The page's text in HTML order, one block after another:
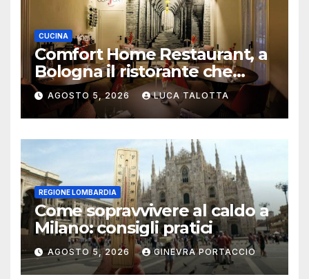
CUCINA
Comfort Home Restaurant, a
Bologna il ristorante che
trasforma l’ospitalità in
un’esperienza di casa
AGOSTO 5, 2026 LUCA TALOTTA
REGIONE LOMBARDIA
Come sopravvivere al caldo a
Milano: consigli pratici
AGOSTO 5, 2026 GINEVRA PORTACCIO